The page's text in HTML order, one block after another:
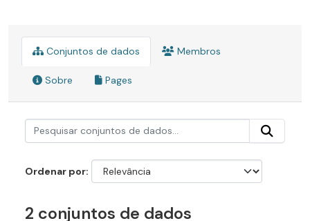
Conjuntos de dados Membros
Sobre Pages
Ordenar por
2 conjuntos de dados